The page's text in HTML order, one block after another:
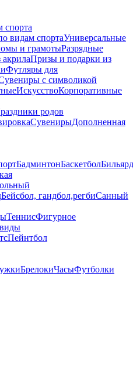
спорта
видам спортаУниверсальные
и грамотыРазрядные
Призы и подарки из
Футляры для
с символикой
ИскусствоКорпоративные
родов
СувенирыДополненная
БадминтонБаскетболБильярд
Бейсбол, гандбол,регбиСанный
ТеннисФигурное
Пейнтбол
БрелокиЧасыФутболки